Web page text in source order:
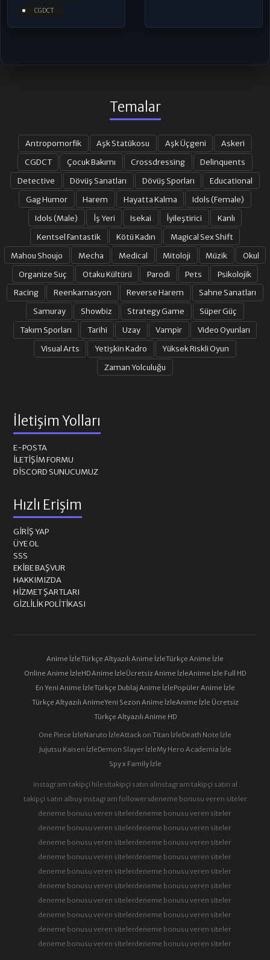
CGDCT
Temalar
Antropomorfik Aşk Statükosu Aşk Üçgeni
Askeri
CGDCT
Çocuk Bakımı Crossdressing
Delinquents
Detective
Dövüş Sanatları Dövüş Sporları
Educational
Gag Humor
Harem Hayatta Kalma
Idols (Female)
Idols (Male)
İş Yeri Isekai İyileştirici
Kanlı
Kentsel Fantastik
Kötü Kadın
Magical Sex Shift
Mahou Shoujo
Mecha Medical Mitoloji Müzik
Okul
Organize Suç
Otaku Kültürü Parodi Pets
Psikolojik
Racing
Reenkarnasyon Reverse Harem
Sahne Sanatları
Samuray
Showbiz Strategy Game
Süper Güç
Takım Sporları
Tarihi Uzay Vampir
Video Oyunları
Visual Arts
Yetişkin Kadro
Yüksek Riskli Oyun
Zaman Yolculuğu
İletişim Yolları
E-POSTA
İLETIŞIM FORMU
DISCORD SUNUCUMUZ
Hızlı Erişim
GIRIŞ YAP
ÜYE OL
SSS
EKIBE BAŞVUR
HAKKIMIZDA
HIZMET ŞARTLARI
GIZLILIK POLITIKASI
Anime İzleTürkçe Altyazılı Anime İzleTürkçe Anime İzle
Online Anime İzleHD Anime İzleÜcretsiz Anime İzleAnime İzle Full HD
En Yeni Anime İzleTürkçe Dublaj Anime İzlePopüler Anime İzle
Türkçe Altyazılı AnimeYeni Sezon Anime İzleAnime İzle Ücretsiz
Türkçe Altyazılı Anime HD
One Piece İzleNaruto İzleAttack on Titan İzleDeath Note İzle
Jujutsu Kaisen İzleDemon Slayer İzleMy Hero Academia İzle
Spy x Family İzle
instagram takipçi hilesitakipçi satın al instagram takipçi satın al
takipçi satın al buy instagram followersdeneme bonusu veren siteler
deneme bonusu veren sitelerdeneme bonusu veren siteler
deneme bonusu veren sitelerdeneme bonusu veren siteler
deneme bonusu veren sitelerdeneme bonusu veren siteler
deneme bonusu veren sitelerdeneme bonusu veren siteler
deneme bonusu veren sitelerdeneme bonusu veren siteler
deneme bonusu veren sitelerdeneme bonusu veren siteler
deneme bonusu veren sitelerdeneme bonusu veren siteler
deneme bonusu veren sitelerdeneme bonusu veren siteler
deneme bonusu veren sitelerdeneme bonusu veren siteler
deneme bonusu veren sitelerdeneme bonusu veren siteler